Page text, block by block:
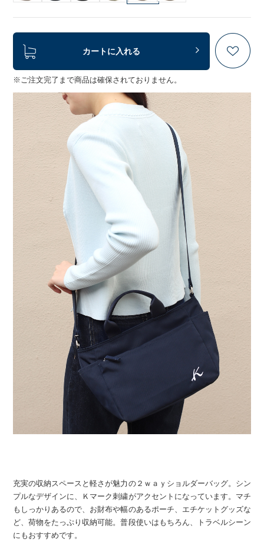
カートに入れる
※ご注文完了まで商品は確保されておりません。
充実の収納スペースと軽さが魅力の２ｗａｙショルダーバッグ。シン
プルなデザインに、Ｋマーク刺繍がアクセントになっています。マチ
もしっかりあるので、お財布や幅のあるポーチ、エチケットグッズな
ど、荷物をたっぷり収納可能。普段使いはもちろん、トラベルシーン
にもおすすめです。